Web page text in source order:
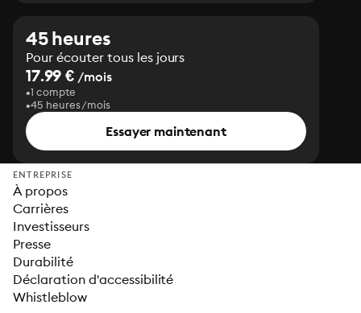
45 heures
Pour écouter tous les jours
17.99 € /mois
1 compte
45 heures/mois
Essayer maintenant
ENTREPRISE
À propos
Carrières
Investisseurs
Presse
Durabilité
Déclaration d'accessibilité
Whistleblow